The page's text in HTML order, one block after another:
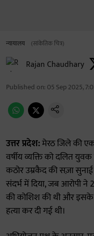
न्यायालय (सांकेतिक चित्र)
Rajan Chaudhary
Published on: 05 Sep 2025,
उत्तर प्रदेश:मेरठ जिले की
वर्षीय व्यक्ति को दलित
कठोर उम्रकैद की सज़ा
संदर्भ में दिया, जब आरोपी
की कोशिश की थी और इसके
हत्या कर दी गई थी।